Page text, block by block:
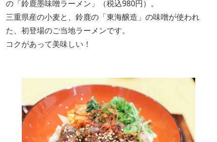
の「鈴鹿墨味噌ラーメン」（税込980円）。
三重県産の小麦と、鈴鹿の「東海醸造」の味噌が使われ
た、初登場のご当地ラーメンです。
コクがあって美味しい！